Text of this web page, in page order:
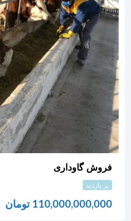
فروش گاوداری
پر بازدید
110,000,000,000 تومان